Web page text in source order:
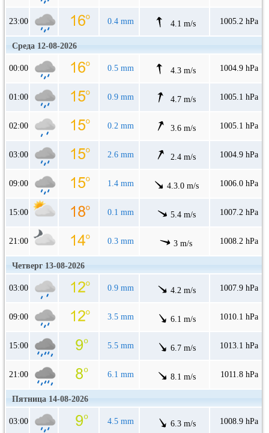
23:00 0.4 mm 4.1 m/s 1005.2 hPa
Среда 12-08-2026
00:00 0.5 mm 4.3 m/s 1004.9 hPa
01:00 0.9 mm 4.7 m/s 1005.1 hPa
02:00 0.2 mm 3.6 m/s 1005.1 hPa
03:00 2.6 mm 2.4 m/s 1004.9 hPa
09:00 1.4 mm 4.3.0 m/s 1006.0 hPa
15:00 0.1 mm 5.4 m/s 1007.2 hPa
21:00 0.3 mm 3 m/s 1008.2 hPa
Четверг 13-08-2026
03:00 0.9 mm 4.2 m/s 1007.9 hPa
09:00 3.5 mm 6.1 m/s 1010.1 hPa
15:00 5.5 mm 6.7 m/s 1013.1 hPa
21:00 6.1 mm 8.1 m/s 1011.8 hPa
Пятница 14-08-2026
03:00 4.5 mm 6.3 m/s 1008.9 hPa